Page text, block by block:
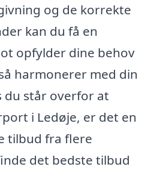
og de korrekte
kan du få en
opfylder dine behov
harmonerer med din
du står overfor at
i Ledøje, er det en
tilbud fra flere
det bedste tilbud